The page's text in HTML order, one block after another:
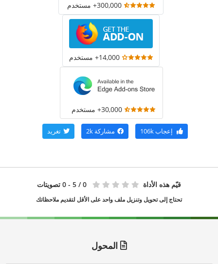
300,000+ مستخدم
14,000+ مستخدم
30,000+ مستخدم
إعجاب106k مشاركة 2k تغريد
قيّم هذه الأداة 0 / 5 - 0 تصويتات
تحتاج إلى تحويل وتنزيل ملف واحد على الأقل لتقديم ملاحظاتك
المحول